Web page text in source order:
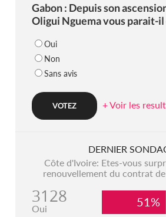
Gabon : Depuis son
Oligui Nguema vous parait-
Oui
Non
Sans avis
+ Voir les
DERNIER
Côte d'Ivoire: Etes-vous
renouvellement du contrat de
3128
Oui 51%